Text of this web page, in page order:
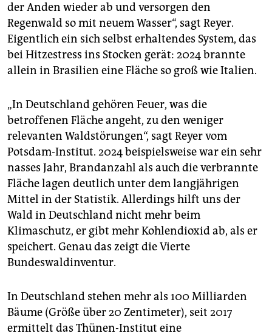
der Anden wieder ab und versorgen den
Regenwald so mit neuem Wasser“, sagt Reyer.
Eigentlich ein sich selbst erhaltendes System, das
bei Hitzestress ins Stocken gerät: 2024 brannte
allein in Brasilien eine Fläche so groß wie Italien.
„In Deutschland gehören Feuer, was die
betroffenen Fläche angeht, zu den weniger
relevanten Waldstörungen“, sagt Reyer vom
Potsdam-Institut. 2024 beispielsweise war ein sehr
nasses Jahr, Brandanzahl als auch die verbrannte
Fläche lagen deutlich unter dem langjährigen
Mittel in der Statistik. Allerdings hilft uns der
Wald in Deutschland nicht mehr beim
Klimaschutz, er gibt mehr Kohlendioxid ab, als er
speichert. Genau das zeigt die Vierte
Bundeswaldinventur.
In Deutschland stehen mehr als 100 Milliarden
Bäume (Größe über 20 Zentimeter), seit 2017
ermittelt das Thünen-Institut eine